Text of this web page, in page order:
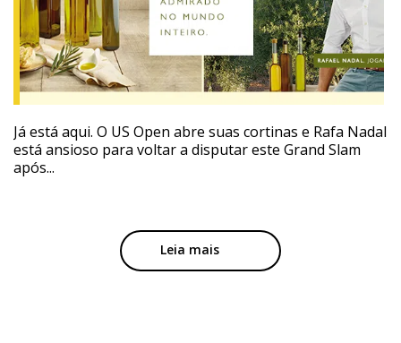
Já está aqui. O US Open abre suas cortinas e Rafa Nadal
está ansioso para voltar a disputar este Grand Slam
após...
Leia mais